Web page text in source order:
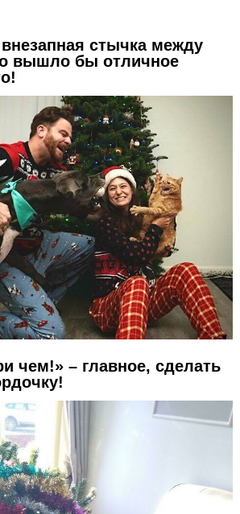
стычка между
вышло бы отличное
чем!» – главное, сделать